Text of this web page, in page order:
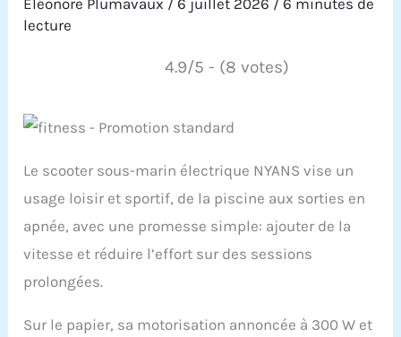
Éléonore Plumavaux /6 juillet 2026 /6 minutes de
lecture
4.9/5 - (8 votes)
Le scooter sous-marin électrique NYANS vise un
usage loisir et sportif, de la piscine aux sorties en
apnée, avec une promesse simple: ajouter de la
vitesse et réduire l’effort sur des sessions
prolongées.
Sur le papier, sa motorisation annoncée à 300 W et